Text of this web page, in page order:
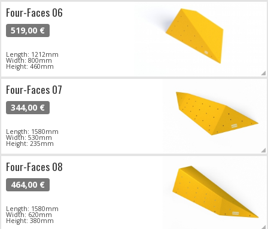
Four-Faces 06
519,00 €
Length: 1212mm
Width: 800mm
Height: 460mm
Four-Faces 07
344,00 €
Length: 1580mm
Width: 530mm
Height: 235mm
Four-Faces 08
464,00 €
Length: 1580mm
Width: 620mm
Height: 380mm